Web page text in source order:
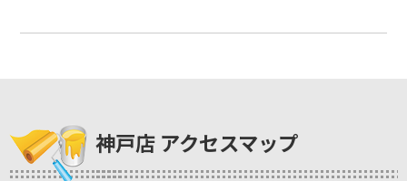
神戸店 アクセスマップ